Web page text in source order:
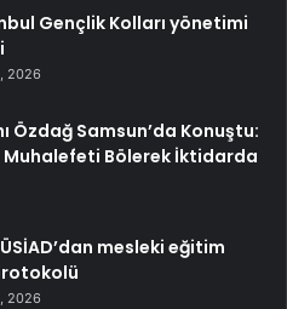
Gençlik Kolları yönetimi
2026
Özdağ Samsun’da Konuştu:
Muhalefeti Bölerek İktidarda
mesleki eğitim
2026